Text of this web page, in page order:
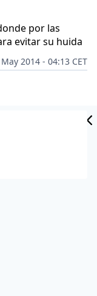
por las
evitar su huida
2014 - 04:13 CET
una joven de 25